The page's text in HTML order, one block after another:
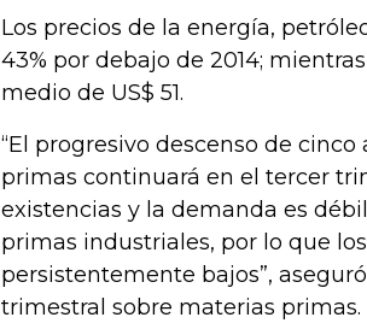
Los precios de la energía,
43% por debajo de 2014;
medio de US$ 51.
“El progresivo descenso de
primas continuará en el tercer
existencias y la demanda es
primas industriales, por lo que
persistentemente bajos”,
trimestral sobre materias primas.